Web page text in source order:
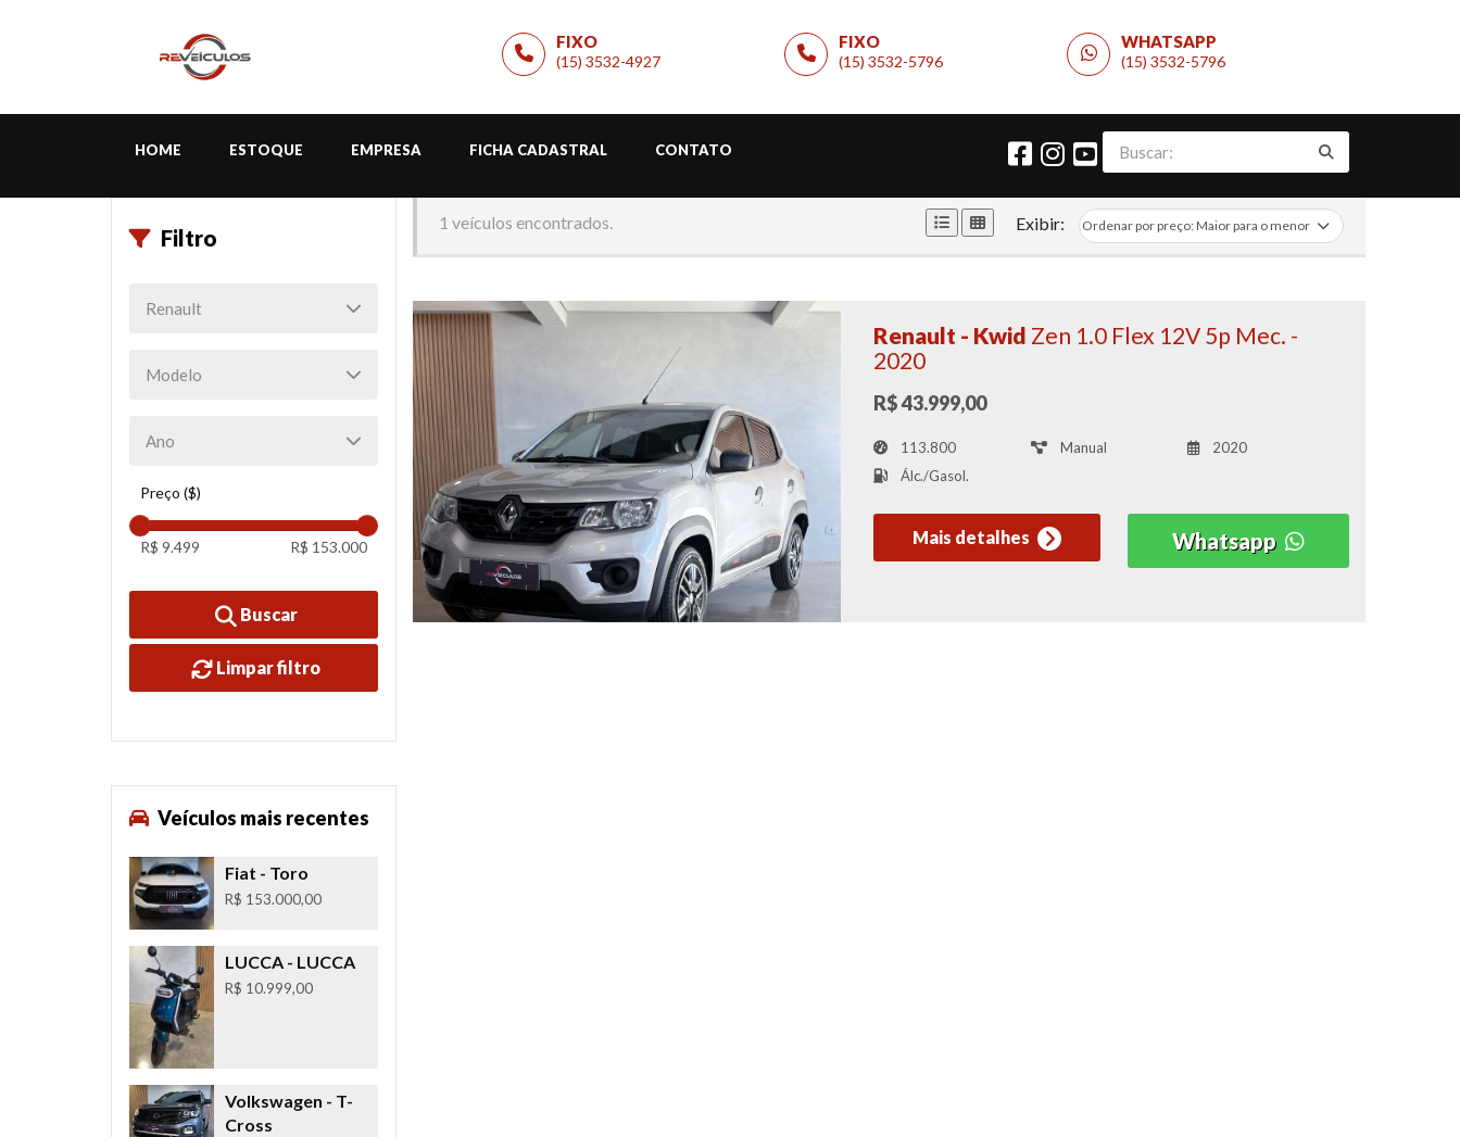
FIXO
(15) 3532-4927
FIXO
(15) 3532-5796
WHATSAPP
(15) 3532-5796
HOME ESTOQUE EMPRESA FICHA CADASTRAL CONTATO
1 veículos encontrados. Exibir:
Renault - Kwid Zen 1.0 Flex 12V 5p Mec. -
2020
R$ 43.999,00
113.800 Manual
2020
Álc./Gasol.
Mais detalhes Whatsapp
Filtro
Preço ($)
R$ 9.499 R$ 153.000
Buscar
Limpar filtro
Veículos mais recentes
Fiat - Toro
R$ 153.000,00
LUCCA- LUCCA
R$ 10.999,00
Volkswagen - T-
Cross